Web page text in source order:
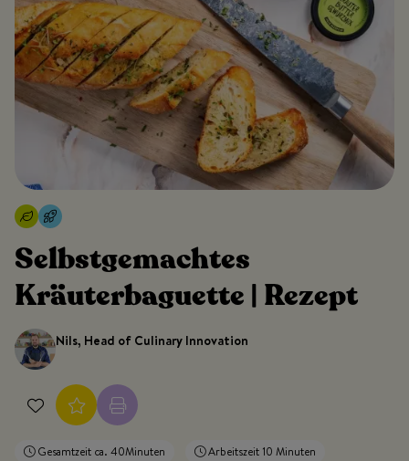
Selbstgemachtes
Kräuterbaguette | Rezept
Nils, Head of Culinary Innovation
Gesamtzeit ca. 40Minuten
Arbeitszeit 10 Minuten